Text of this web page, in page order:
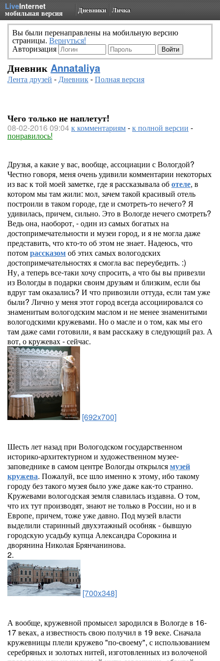
LiveInternet
мобильная версия Дневники Личка
Вы были перенаправлены на мобильную версию
страницы. Вернуться!
Авторизация
Дневник Annataliya
Лента друзей -Дневник-Полная версия
Чего только не наплетут!
08-02-2016 09:04к комментариям-к полной версии -
понравилось!
Друзья, а какие у вас, вообще, ассоциации с Вологдой?
Честно говоря, меня очень удивили комментарии некоторых
из вас к той моей заметке, где я рассказывала оботеле, в
котором мы там жили: мол, зачем такой красивый отель
построили в таком городе, где и смотреть-то нечего? Я
удивилась, причем, сильно. Это в Вологде нечего смотреть?
Ведь она, наоборот, - один из самых богатых на
достопримечательности и музеи город, и я не могла даже
представить, что кто-то об этом не знает. Надеюсь, что
потомрассказомоб этих самых вологодских
достопримечательностях я смогла вас переубедить. :)
Ну, а теперь все-таки хочу спросить, а что бы вы привезли
из Вологды в подарки своим друзьям и близким, если бы
вдруг там оказались? И что привозили оттуда, если там уже
были? Лично у меня этот город всегда ассоциировался со
знаменитым вологодским маслом и не менее знаменитыми
вологодскими кружевами. Но о масле и о том, как мы его
там даже сами готовили, я вам расскажу в следующий раз. А
вот, о кружевах - сейчас.
[692x700]
Шесть лет назад при Вологодском государственном
историко-архитектурном и художественном музее-
заповеднике в самом центре Вологды открылсямузей
кружева. Пожалуй, все шло именно к этому, ибо такому
городу без такого музея было уже даже как-то странно.
Кружевами вологодская земля славилась издавна. О том,
что их тут производят, знают не только в России, но и в
Европе, причем, тоже уже давно. Под музей власти
выделили старинный двухэтажный особняк - бывшую
городскую усадьбу купца Александра Сорокина и
дворянина Николая Брянчанинова.
2.
[700x348]
А вообще, кружевной промысел зародился в Вологде в 16-
17 веках, а известность свою получил в 19 веке. Сначала
кружевницы плели кружево "по-своему", с использованием
серебряных и золотых нитей, изготовленных из волоченой